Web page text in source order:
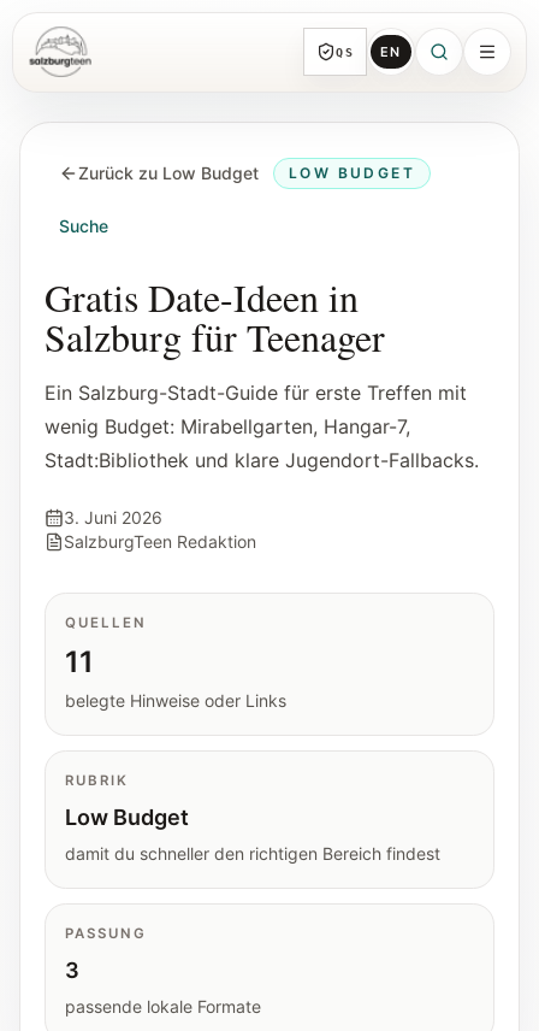
SalzburgTeen QS EN
Alle Themen-Rubriken mit repräsentativen
Von jeder Seite direkt zur nächsten
brauchbaren Spur.
Jugendrelevante Termine, Schnupperstunden
und geprüfte Einreichungen.
Tools
Unterstützung, Elternfragen und offizielle
Updates
Was neu, geprüft oder erweitert wurde.
Zurück zu Low Budget LOW BUDGET
Suche
Gratis Date-Ideen in
Salzburg für Teenager
Ein Salzburg-Stadt-Guide für erste Treffen mit
wenig Budget: Mirabellgarten, Hangar-7,
Stadt:Bibliothek und klare Jugendort-Fallbacks.
3. Juni 2026
SalzburgTeen Redaktion
QUELLEN
11
belegte Hinweise oder Links
RUBRIK
Low Budget
damit du schneller den richtigen Bereich findest
PASSUNG
3
passende lokale Formate